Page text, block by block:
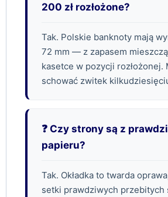
200 zł rozłożone?
Tak. Polskie banknoty mają
72 mm — z zapasem
kasetce w pozycji rozłożonej.
schować zwitek
❓ Czy strony są z
papieru?
Tak. Okładka to twarda
setki prawdziwych przebitych